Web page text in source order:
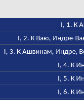
I, 1. К
I, 2. К Ваю, Индре-
I, 3. К Ашвинам, Индре,
I, 4. К
I, 5. К
I, 6. К